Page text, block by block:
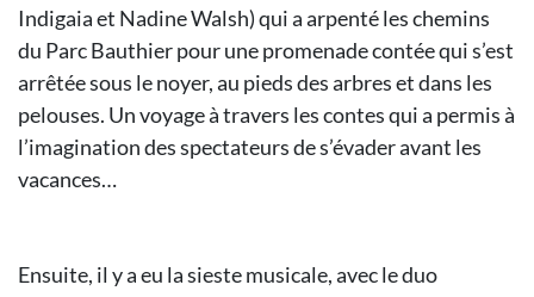
Indigaia et Nadine Walsh) qui a arpenté les chemins
du Parc Bauthier pour une promenade contée qui s’est
arrêtée sous le noyer, au pieds des arbres et dans les
pelouses. Un voyage à travers les contes qui a permis à
l’imagination des spectateurs de s’évader avant les
vacances…
Ensuite, il y a eu la sieste musicale, avec le duo